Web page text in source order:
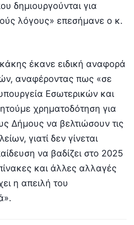
δημιουργούνται για
λόγους» επεσήμανε ο κ.
έκανε ειδική αναφορά
αναφέροντας πως «σε
Εσωτερικών και
χρηματοδότηση για
Δήμους να βελτιώσουν τις
γιατί δεν γίνεται
να βαδίζει στο 2025
και άλλες αλλαγές
η απειλή του